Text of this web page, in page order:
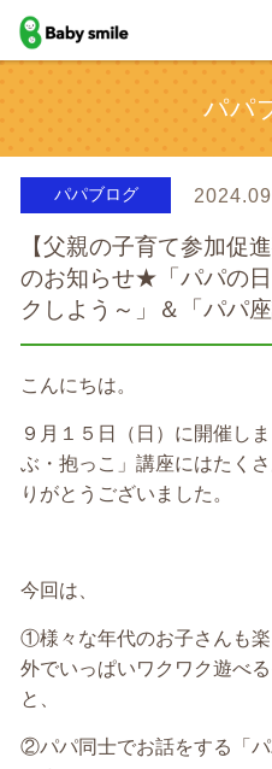
baby smile
パパ
パパブログ
【父親の子育て参加促
のお知らせ★「パパの
クしよう～」＆「パパ座
こんにちは。
９月１５日（日）に開催し
ぶ・抱っこ」講座にはたく
りがとうございました。
今回は、
①様々な年代のお子さんも
外でいっぱいワクワク遊べ
と、
②パパ同士でお話をする「